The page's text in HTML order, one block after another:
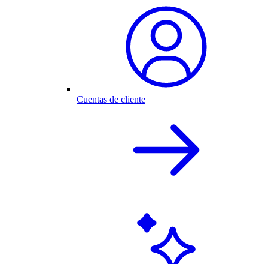
Cuentas de cliente